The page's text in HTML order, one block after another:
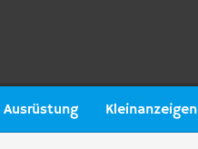
Ausrüstung Kleinanzeigen